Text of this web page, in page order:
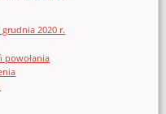
2020 r.
powołania